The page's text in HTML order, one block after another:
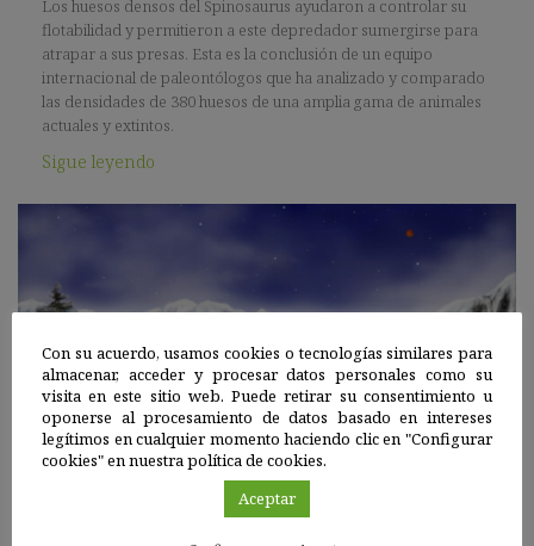
Los huesos densos del Spinosaurus ayudaron a controlar su
flotabilidad y permitieron a este depredador sumergirse para
atrapar a sus presas. Esta es la conclusión de un equipo
internacional de paleontólogos que ha analizado y comparado
las densidades de 380 huesos de una amplia gama de animales
actuales y extintos.
Sigue leyendo
Biodiversidad terrestre|20 SEP 2021
Con su acuerdo, usamos cookies o tecnologías similares para
almacenar, acceder y procesar datos personales como su
visita en este sitio web. Puede retirar su consentimiento u
oponerse al procesamiento de datos basado en intereses
legítimos en cualquier momento haciendo clic en "Configurar
cookies" en nuestra política de cookies.
Aceptar